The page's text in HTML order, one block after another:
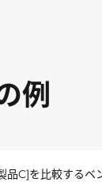
例
C]を比較するベ